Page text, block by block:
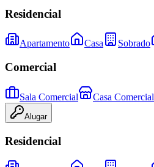
Residencial
Apartamento Casa Sobrado
Comercial
Sala Comercial Casa Comercial
Alugar
Residencial